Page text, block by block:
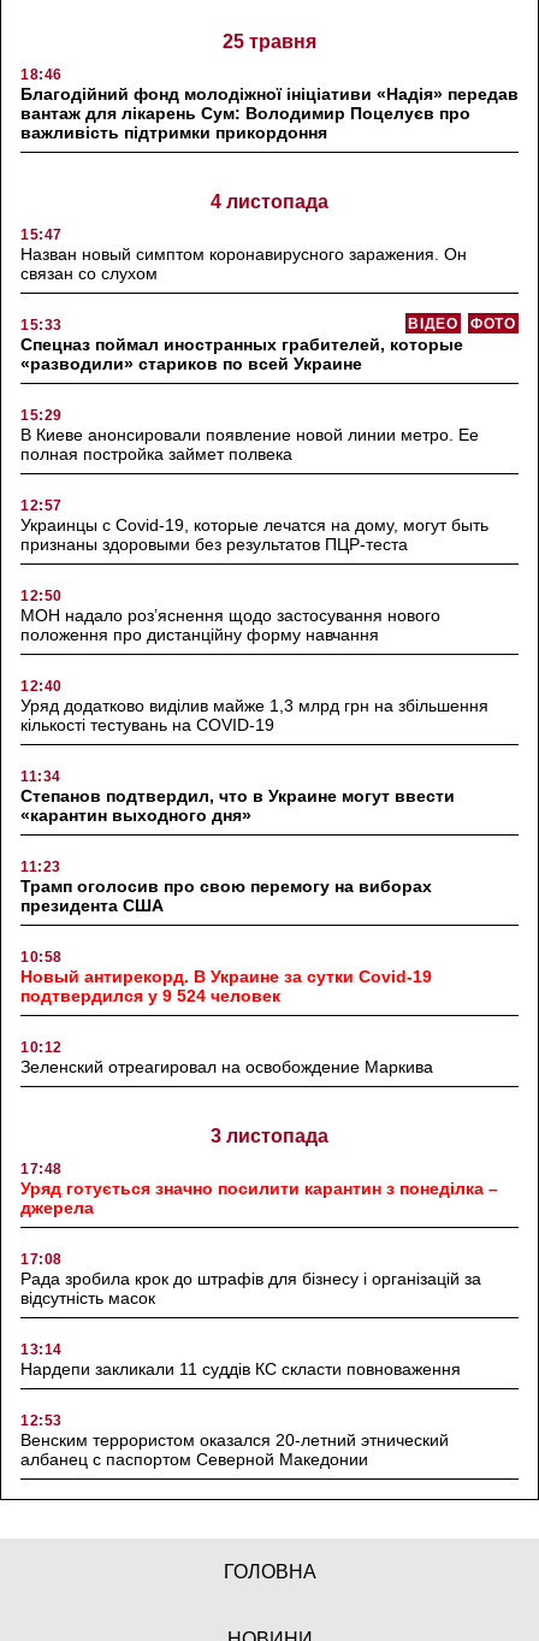
25 травня
18:46
Благодійний фонд молодіжної ініціативи «Надія» передав
вантаж для лікарень Сум: Володимир Поцелуєв про
важливість підтримки прикордоння
4 листопада
15:47
Назван новый симптом коронавирусного заражения. Он
связан со слухом
15:33 ФОТО
ВІДЕО
Спецназ поймал иностранных грабителей, которые
«разводили» стариков по всей Украине
15:29
В Киеве анонсировали появление новой линии метро. Ее
полная постройка займет полвека
12:57
Украинцы с Covid-19, которые лечатся на дому, могут быть
признаны здоровыми без результатов ПЦР-теста
12:50
МОН надало роз’яснення щодо застосування нового
положення про дистанційну форму навчання
12:40
Уряд додатково виділив майже 1,3 млрд грн на збільшення
кількості тестувань на COVID-19
11:34
Степанов подтвердил, что в Украине могут ввести
«карантин выходного дня»
11:23
Трамп оголосив про свою перемогу на виборах
президента США
10:58
Новый антирекорд. В Украине за сутки Covid-19
подтвердился у 9 524 человек
10:12
Зеленский отреагировал на освобождение Маркива
3 листопада
17:48
Уряд готується значно посилити карантин з понеділка –
джерела
17:08
Рада зробила крок до штрафів для бізнесу і організацій за
відсутність масок
13:14
Нардепи закликали 11 суддів КС скласти повноваження
12:53
Венским террористом оказался 20-летний этнический
албанец с паспортом Северной Македонии
ГОЛОВНА